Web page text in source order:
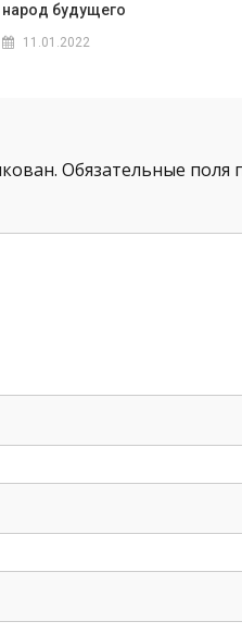
народ будущего
11.01.2022
Обязательные поля